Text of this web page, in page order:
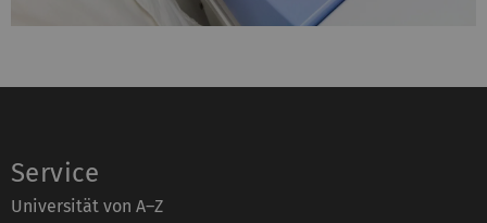
Service
Universität von A–Z